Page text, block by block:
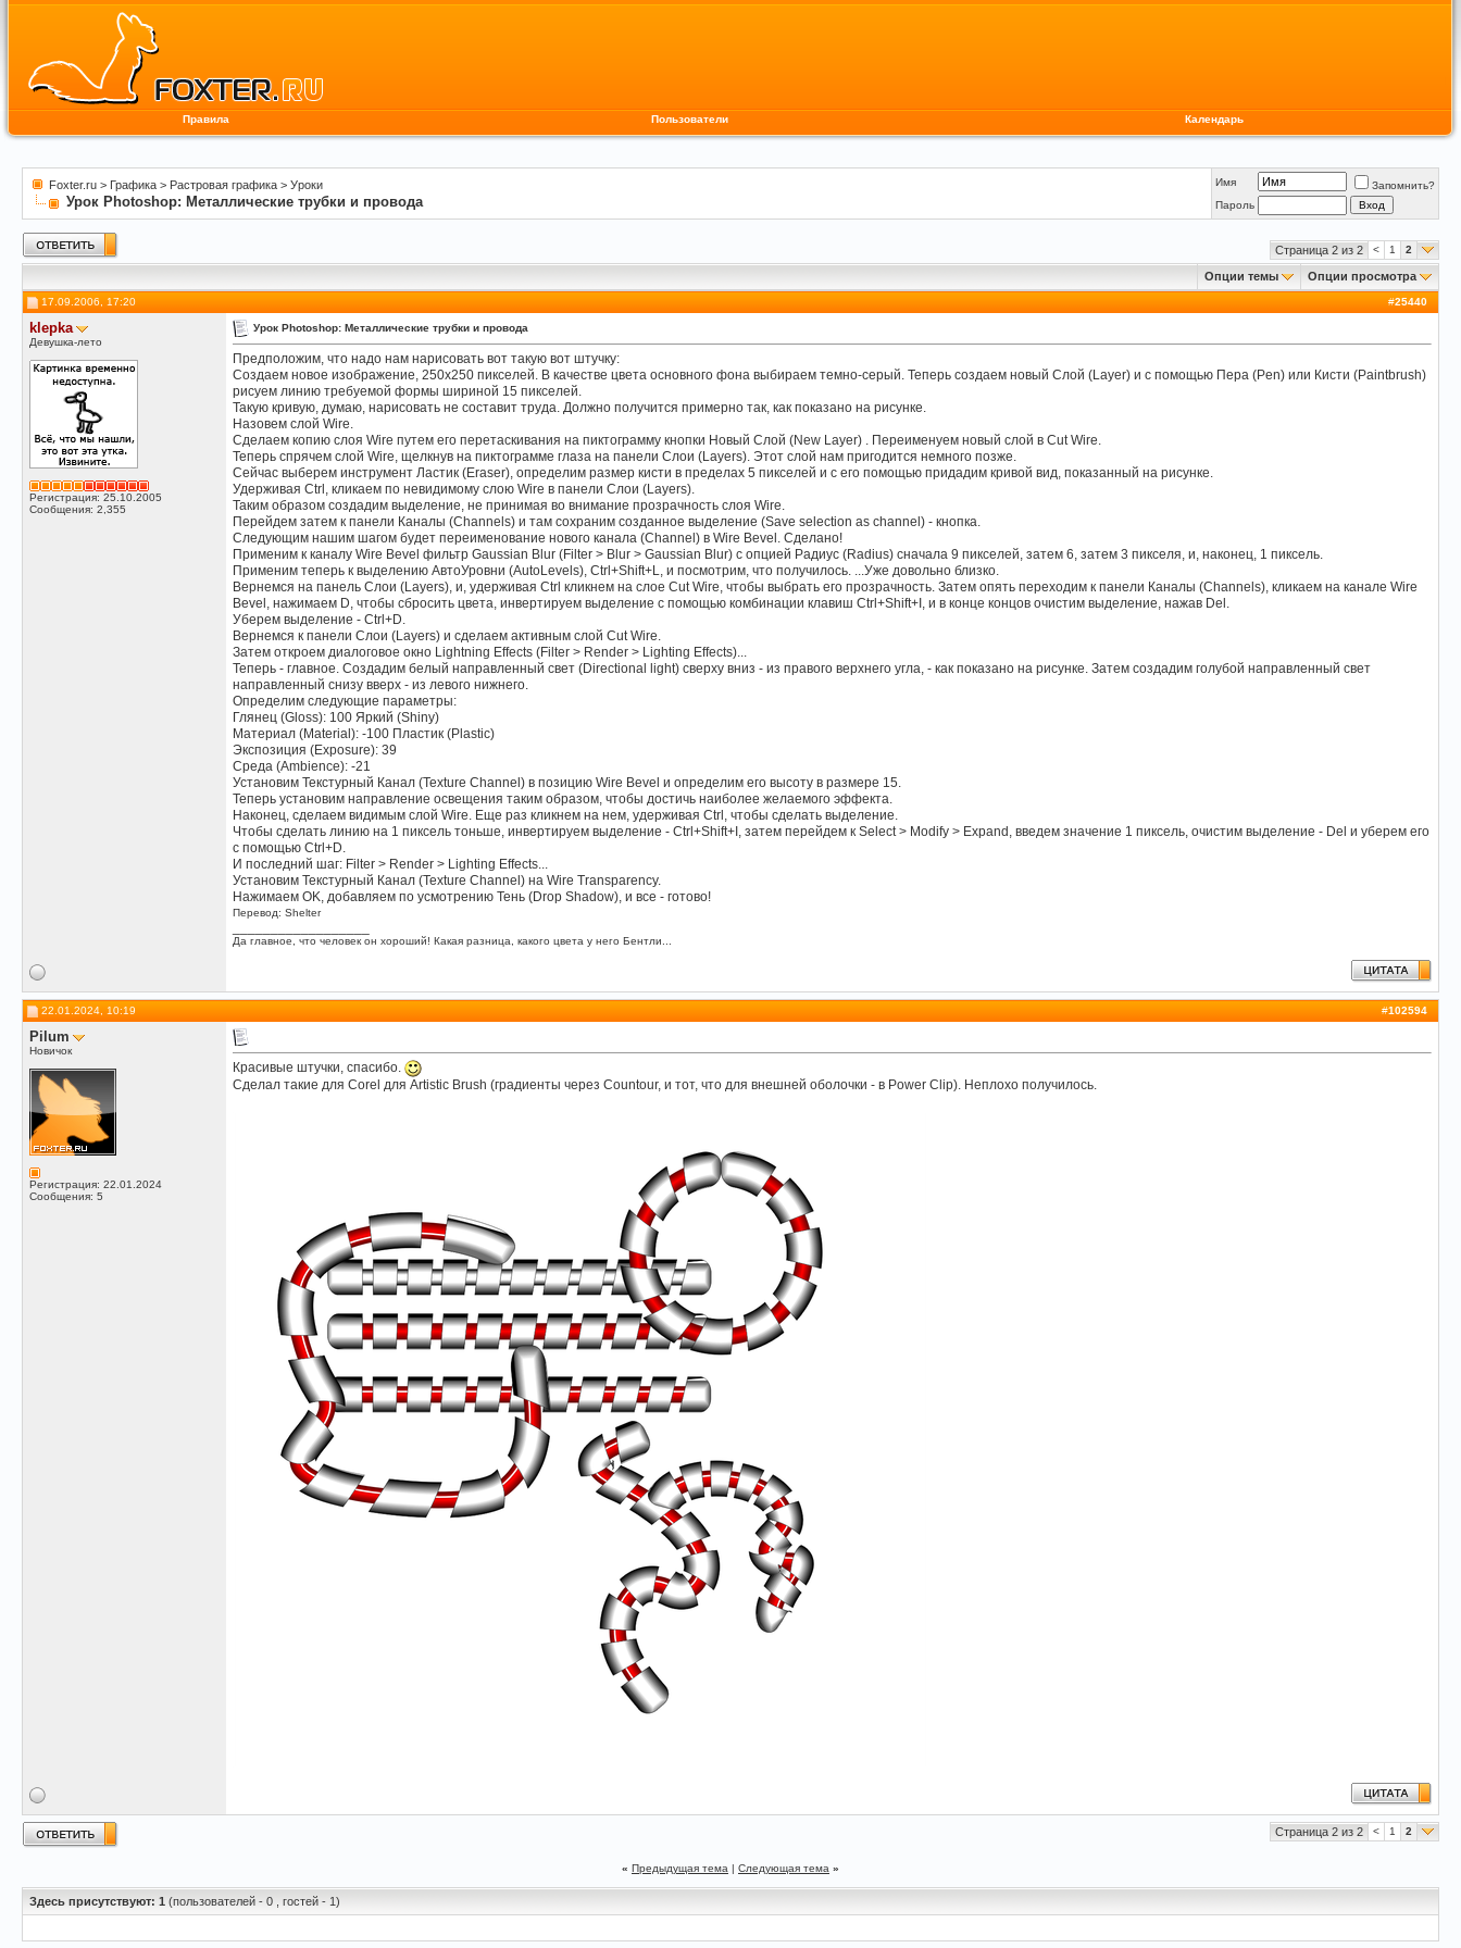
Правила Пользователи Календарь
Foxter.ru > Графика > Растровая графика > Уроки
Урок Photoshop: Металлические трубки и провода
Имя
Запомнить?
Пароль
Страница 2 из 2 < 1 2
Опции темы Опции просмотра
17.09.2006, 17:20 #25440
klepka
Девушка-лето
Регистрация: 25.10.2005
Сообщения: 2,355
Урок Photoshop: Металлические трубки и провода
Предположим, что надо нам нарисовать вот такую вот штучку:
Создаем новое изображение, 250x250 пикселей. В качестве цвета основного фона выбираем темно-серый. Теперь создаем новый Слой (Layer) и с помощью Пера (Pen) или Кисти (Paintbrush)
рисуем линию требуемой формы шириной 15 пикселей.
Такую кривую, думаю, нарисовать не составит труда. Должно получится примерно так, как показано на рисунке.
Назовем слой Wire.
Сделаем копию слоя Wire путем его перетаскивания на пиктограмму кнопки Новый Слой (New Layer) . Переименуем новый слой в Cut Wire.
Теперь спрячем слой Wire, щелкнув на пиктограмме глаза на панели Слои (Layers). Этот слой нам пригодится немного позже.
Сейчас выберем инструмент Ластик (Eraser), определим размер кисти в пределах 5 пикселей и с его помощью придадим кривой вид, показанный на рисунке.
Удерживая Ctrl, кликаем по невидимому слою Wire в панели Слои (Layers).
Таким образом создадим выделение, не принимая во внимание прозрачность слоя Wire.
Перейдем затем к панели Каналы (Channels) и там сохраним созданное выделение (Save selection as channel) - кнопка.
Следующим нашим шагом будет переименование нового канала (Channel) в Wire Bevel. Сделано!
Применим к каналу Wire Bevel фильтр Gaussian Blur (Filter > Blur > Gaussian Blur) с опцией Радиус (Radius) сначала 9 пикселей, затем 6, затем 3 пикселя, и, наконец, 1 пиксель.
Применим теперь к выделению АвтоУровни (AutoLevels), Ctrl+Shift+L, и посмотрим, что получилось. ...Уже довольно близко.
Вернемся на панель Слои (Layers), и, удерживая Ctrl кликнем на слое Cut Wire, чтобы выбрать его прозрачность. Затем опять переходим к панели Каналы (Channels), кликаем на канале Wire
Bevel, нажимаем D, чтобы сбросить цвета, инвертируем выделение с помощью комбинации клавиш Ctrl+Shift+I, и в конце концов очистим выделение, нажав Del.
Уберем выделение - Ctrl+D.
Вернемся к панели Слои (Layers) и сделаем активным слой Cut Wire.
Затем откроем диалоговое окно Lightning Effects (Filter > Render > Lighting Effects)...
Теперь - главное. Создадим белый направленный свет (Directional light) сверху вниз - из правого верхнего угла, - как показано на рисунке. Затем создадим голубой направленный свет
направленный снизу вверх - из левого нижнего.
Определим следующие параметры:
Глянец (Gloss): 100 Яркий (Shiny)
Материал (Material): -100 Пластик (Plastic)
Экспозиция (Exposure): 39
Среда (Ambience): -21
Установим Текстурный Канал (Texture Channel) в позицию Wire Bevel и определим его высоту в размере 15.
Теперь установим направление освещения таким образом, чтобы достичь наиболее желаемого эффекта.
Наконец, сделаем видимым слой Wire. Еще раз кликнем на нем, удерживая Ctrl, чтобы сделать выделение.
Чтобы сделать линию на 1 пиксель тоньше, инвертируем выделение - Ctrl+Shift+I, затем перейдем к Select > Modify > Expand, введем значение 1 пиксель, очистим выделение - Del и уберем его
с помощью Ctrl+D.
И последний шаг: Filter > Render > Lighting Effects...
Установим Текстурный Канал (Texture Channel) на Wire Transparency.
Нажимаем OK, добавляем по усмотрению Тень (Drop Shadow), и все - готово!
Перевод: Shelter
Да главное, что человек он хороший! Какая разница, какого цвета у него Бентли...
22.01.2024, 10:19 #102594
Pilum
Новичок
Регистрация: 22.01.2024
Сообщения: 5
Красивые штучки, спасибо.
Сделал такие для Corel для Artistic Brush (градиенты через Countour, и тот, что для внешней оболочки - в Power Clip). Неплохо получилось.
Страница 2 из 2 < 1 2
« Предыдущая тема | Следующая тема »
Здесь присутствуют: 1 (пользователей - 0 , гостей - 1)